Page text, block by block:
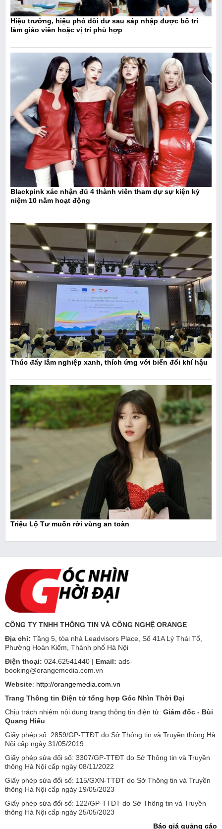
Hiệu trưởng, hiệu phó dôi dư sau sáp nhập được bố trí
làm giáo viên hoặc vị trí phù hợp
Blackpink xác nhận đủ 4 thành viên tham dự sự kiện kỷ
niệm 10 năm hoạt động
Thúc đẩy lâm nghiệp xanh, thích ứng với biến đổi khí hậu
Triệu Lộ Tư muốn rời vùng an toàn
CÔNG TY TNHH THÔNG TIN VÀ CÔNG NGHỆ ORANGE
Địa chỉ: Tầng 5, tòa nhà Leadvisors Place, Số 41A Lý Thái Tổ,
Phường Hoàn Kiếm, Thành phố Hà Nội
Điện thoại: 024.62541440 | Email: ads-
booking@orangemedia.com.vn
Website: http://orangemedia.com.vn
Trang Thông tin Điện tử tổng hợp Góc Nhìn Thời Đại
Chịu trách nhiệm nội dung trang thông tin điện tử: Giám đốc - Bùi
Quang Hiếu
Giấy phép số: 2859/GP-TTĐT do Sở Thông tin và Truyền thông Hà
Nội cấp ngày 31/05/2019
Giấy phép sửa đổi số: 3307/GP-TTĐT do Sở Thông tin và Truyền
thông Hà Nội cấp ngày 08/11/2022
Giấy phép sửa đổi số: 115/GXN-TTĐT do Sở Thông tin và Truyền
thông Hà Nội cấp ngày 19/05/2023
Giấy phép sửa đổi số: 122/GP-TTĐT do Sở Thông tin và Truyền
thông Hà Nội cấp ngày 25/05/2023
Báo giá quảng cáo